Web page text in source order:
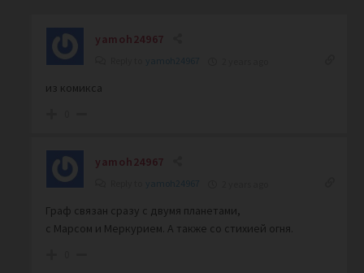
yamoh24967
yamoh24967
из комикса
yamoh24967
yamoh24967
Граф связан сразу с двумя планетами,
с Марсом и Меркурием. А также со стихией огня.